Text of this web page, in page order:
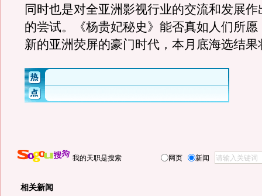
同时也是对全亚洲影视行业的交流和发展
的尝试。《杨贵妃秘史》能否真如人们所愿
新的亚洲荧屏的豪门时代，本月底海选结果
我的天职是搜索 网页 新闻
相关新闻